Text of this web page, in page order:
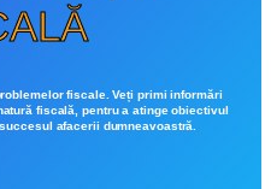
fiscale. Veți primi informări
fiscală, pentru a atinge obiectivul
afacerii dumneavoastră.